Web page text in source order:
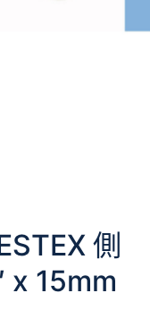
側
x 15mm